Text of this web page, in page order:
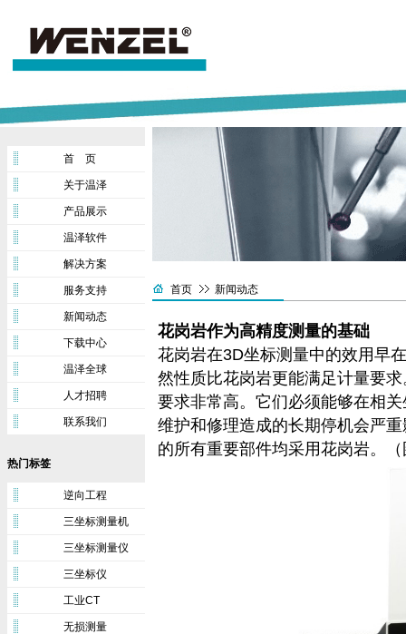
首 页
关于温泽
产品展示
温泽软件
解决方案
服务支持
新闻动态
下载中心
温泽全球
人才招聘
联系我们
热门标签
逆向工程
三坐标测量机
三坐标测量仪
三坐标仪
工业CT
无损测量
首页 新闻动态
花岗岩作为高精度测量的基础
花岗岩在3D坐标测量中的效用早
然性质比花岗岩更能满足计量要
要求非常高。它们必须能够在相关
维护和修理造成的长期停机会严
的所有重要部件均采用花岗岩。（